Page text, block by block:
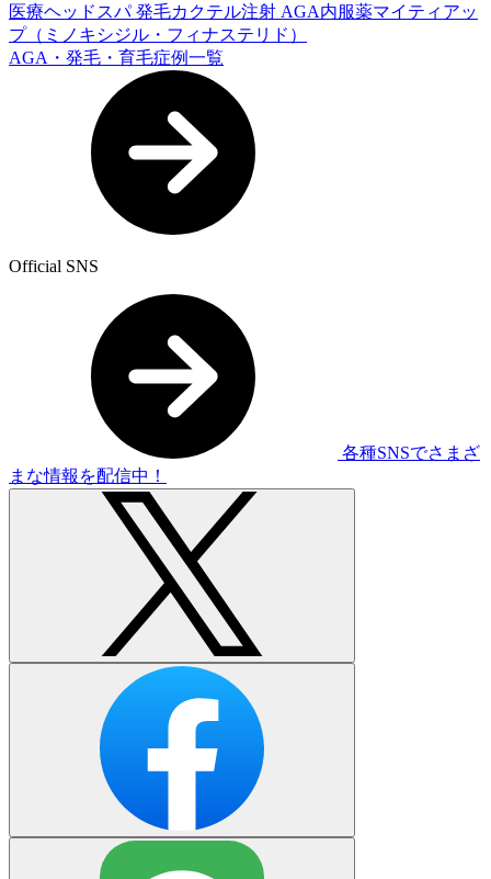
医療ヘッドスパ発毛カクテル注射 AGA内服薬マイティアッ
プ（ミノキシジル・フィナステリド）
AGA・発毛・育毛症例一覧
Official SNS
各種SNSでさまざ
まな情報を配信中！